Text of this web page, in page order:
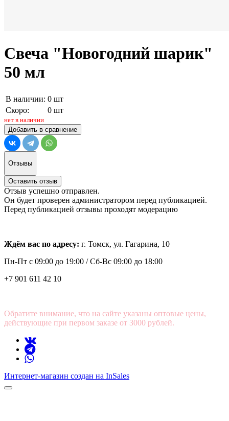
Свеча "Новогодний шарик"
50 мл
В наличии: 0 шт
Скоро:
0 шт
нет в наличии
Добавить в сравнение
Отзывы
Оставить отзыв
Отзыв успешно отправлен.
Он будет проверен администратором перед публикацией.
Перед публикацией отзывы проходят модерацию
Ждём вас по адресу: г. Томск, ул. Гагарина, 10
Пн-Пт с 09:00 до 19:00 /Сб-Вс 09:00 до 18:00
+7 901 611 42 10
Обратите внимание, что на сайте указаны оптовые цены,
действующие при первом заказе от 3000 рублей.
Интернет-магазин создан на InSales